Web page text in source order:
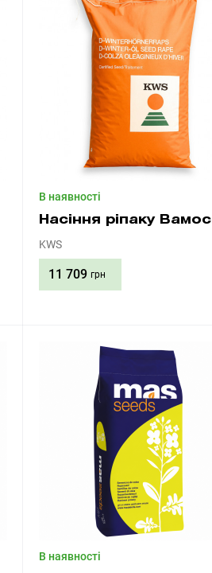
В наявності
Насіння ріпаку Вамос
KWS
11 709 грн
В наявності